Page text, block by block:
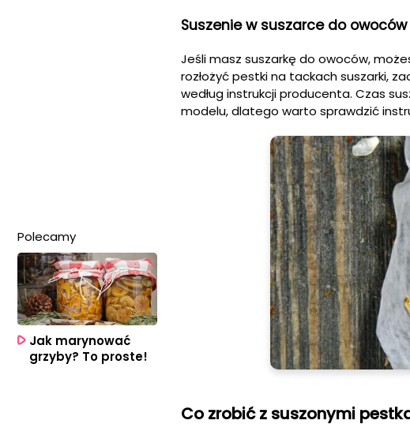
Suszenie w suszarce do owoców
Jeśli masz suszarkę do owoców,
rozłożyć pestki na tackach suszarki,
według instrukcji producenta. Czas
modelu, dlatego warto sprawdzić
Co zrobić z suszonymi
Polecamy
Jak marynować
grzyby? To proste!